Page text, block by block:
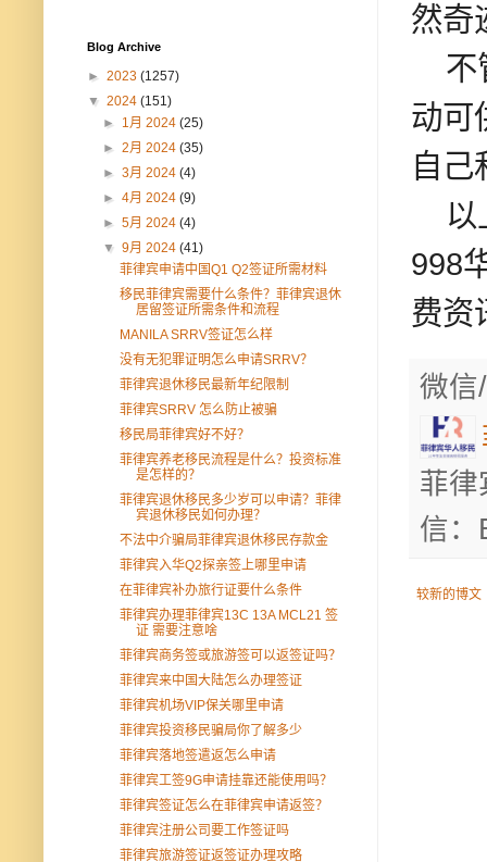
然奇
不
动可
自己
以
998
费资
微
菲律
信：
较新的博文
Blog Archive
► 2023 (1257)
▼ 2024 (151)
► 1月 2024(25)
►2月 2024(35)
►3月 2024(4)
►4月 2024(9)
►5月 2024(4)
▼9月 2024(41)
菲律宾申请中国Q1 Q2签证所需材料
移民菲律宾需要什么条件？菲律宾退休
居留签证所需条件和流程
MANILA SRRV签证怎么样
没有无犯罪证明怎么申请SRRV？
菲律宾退休移民最新年纪限制
菲律宾SRRV 怎么防止被骗
移民局菲律宾好不好？
菲律宾养老移民流程是什么？投资标准
是怎样的？
菲律宾退休移民多少岁可以申请？菲律
宾退休移民如何办理？
不法中介骗局菲律宾退休移民存款金
菲律宾入华Q2探亲签上哪里申请
在菲律宾补办旅行证要什么条件
菲律宾办理菲律宾13C 13A MCL21 签
证 需要注意啥
菲律宾商务签或旅游签可以返签证吗？
菲律宾来中国大陆怎么办理签证
菲律宾机场VIP保关哪里申请
菲律宾投资移民骗局你了解多少
菲律宾落地签遣返怎么申请
菲律宾工签9G申请挂靠还能使用吗？
菲律宾签证怎么在菲律宾申请返签？
菲律宾注册公司要工作签证吗
菲律宾旅游签证返签证办理攻略